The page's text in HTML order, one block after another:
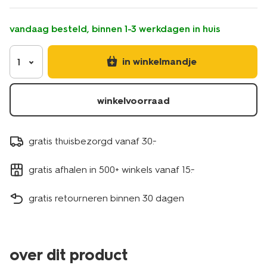
vandaag besteld, binnen 1-3 werkdagen in huis
1 in winkelmandje
winkelvoorraad
gratis thuisbezorgd vanaf 30.-
gratis afhalen in 500+ winkels vanaf 15.-
gratis retourneren binnen 30 dagen
over dit product